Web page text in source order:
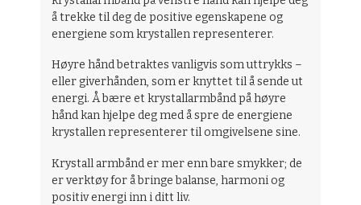
å trekke til deg de positive egenskapene og
energiene som krystallen representerer.
Høyre hånd betraktes vanligvis som uttrykks –
eller giverhånden, som er knyttet til å sende ut
energi. Å bære et krystallarmbånd på høyre
hånd kan hjelpe deg med å spre de energiene
krystallen representerer til omgivelsene sine.
Krystall armbånd er mer enn bare smykker; de
er verktøy for å bringe balanse, harmoni og
positiv energi inn i ditt liv.